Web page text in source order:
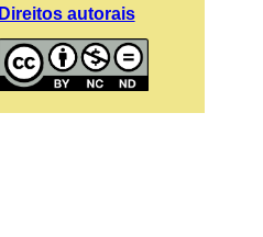
Direitos autorais